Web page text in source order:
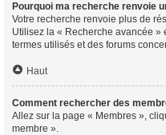
Pourquoi ma recherche renvoie
Votre recherche renvoie plus de
Utilisez la « Recherche avancée
termes utilisés et des forums
Haut
Comment rechercher des
Allez sur la page « Membres »,
membre ».